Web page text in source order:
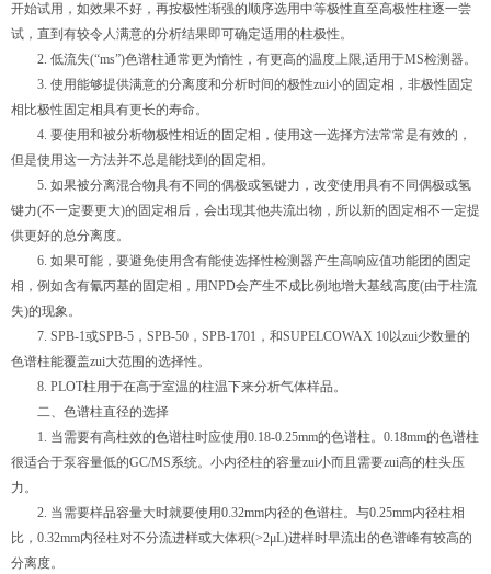
开始试用，如效果不好，再按极性渐强的顺序选用中等极性直至高极性柱逐一尝
试，直到有较令人满意的分析结果即可确定适用的柱极性。
2. 低流失(“ms”)色谱柱通常更为惰性，有更高的温度上限,适用于MS检测器。
3. 使用能够提供满意的分离度和分析时间的极性zui小的固定相，非极性固定
相比极性固定相具有更长的寿命。
4. 要使用和被分析物极性相近的固定相，使用这一选择方法常常是有效的，
但是使用这一方法并不总是能找到的固定相。
5. 如果被分离混合物具有不同的偶极或氢键力，改变使用具有不同偶极或氢
键力(不一定要更大)的固定相后，会出现其他共流出物，所以新的固定相不一定提
供更好的总分离度。
6. 如果可能，要避免使用含有能使选择性检测器产生高响应值功能团的固定
相，例如含有氰丙基的固定相，用NPD会产生不成比例地增大基线高度(由于柱流
失)的现象。
7. SPB-1或SPB-5，SPB-50，SPB-1701，和SUPELCOWAX 10以zui少数量的
色谱柱能覆盖zui大范围的选择性。
8. PLOT柱用于在高于室温的柱温下来分析气体样品。
二、色谱柱直径的选择
1. 当需要有高柱效的色谱柱时应使用0.18-0.25mm的色谱柱。0.18mm的色谱柱
很适合于泵容量低的GC/MS系统。小内径柱的容量zui小而且需要zui高的柱头压
力。
2. 当需要样品容量大时就要使用0.32mm内径的色谱柱。与0.25mm内径柱相
比，0.32mm内径柱对不分流进样或大体积(>2μL)进样时早流出的色谱峰有较高的
分离度。